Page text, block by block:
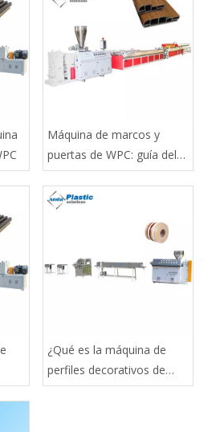
Máquina de marcos y
puertas de WPC: guía del
comprador
¿Qué es la máquina de
perfiles decorativos de
PVC?